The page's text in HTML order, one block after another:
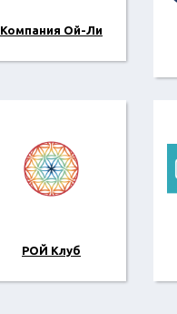
Компания Ой-Ли
РОЙ Клуб